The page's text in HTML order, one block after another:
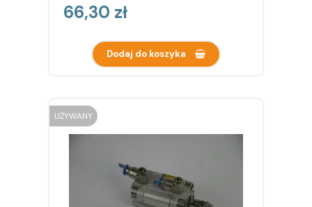
Cena
66,30 zł
Dodaj do koszyka
UŻYWANY